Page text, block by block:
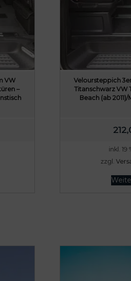
VW
–
Veloursteppich
Titanschwarz VW
Beach (ab
inkl. 19
zzgl.